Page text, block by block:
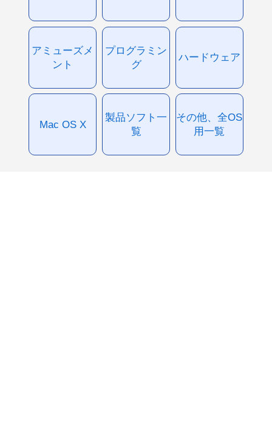
アミューズメ
ント
プログラミン
グ
ハードウェア
Mac OS X
製品ソフト一
覧
その他、全OS
用一覧